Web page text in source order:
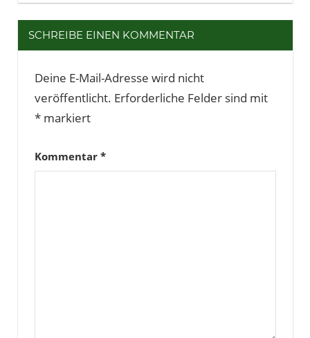
SCHREIBE EINEN KOMMENTAR
Deine E-Mail-Adresse wird nicht
veröffentlicht. Erforderliche Felder sind mit
*markiert
Kommentar *